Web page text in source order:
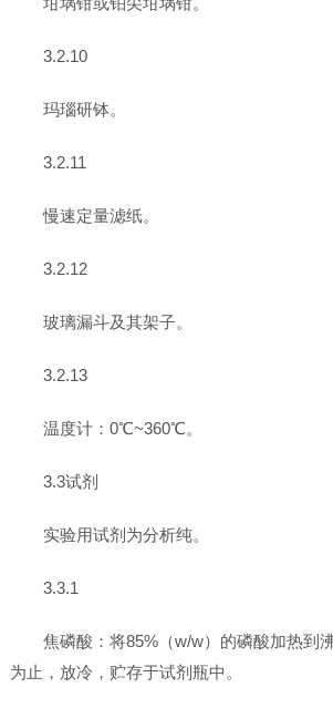
3.2.10
玛瑙研钵。
3.2.11
慢速定量滤纸。
3.2.12
玻璃漏斗及其架子。
3.2.13
温度计：0℃~360℃。
3.3试剂
实验用试剂为分析纯。
3.3.1
焦磷酸：将85%（w/w）的磷酸加热到
为止，放冷，贮存于试剂瓶中。